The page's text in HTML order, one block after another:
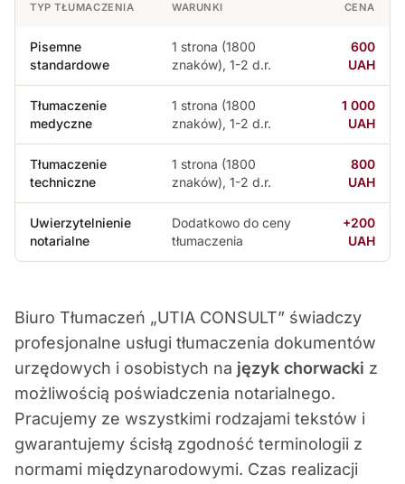
TYP TŁUMACZENIA WARUNKI CENA
Pisemne
standardowe
1 strona (1800
znaków), 1-2 d.r.
600
UAH
Tłumaczenie
medyczne
1 strona (1800
znaków), 1-2 d.r.
1 000
UAH
Tłumaczenie
techniczne
1 strona (1800
znaków), 1-2 d.r.
800
UAH
Uwierzytelnienie
notarialne
Dodatkowo do ceny
tłumaczenia
+200
UAH
Biuro Tłumaczeń „UTIA CONSULT” świadczy
profesjonalne usługi tłumaczenia dokumentów
urzędowych i osobistych na język chorwacki z
możliwością poświadczenia notarialnego.
Pracujemy ze wszystkimi rodzajami tekstów i
gwarantujemy ścisłą zgodność terminologii z
normami międzynarodowymi. Czas realizacji